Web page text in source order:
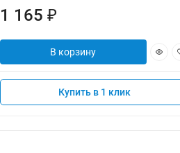
1 165 ₽
В корзину
Купить в 1 клик